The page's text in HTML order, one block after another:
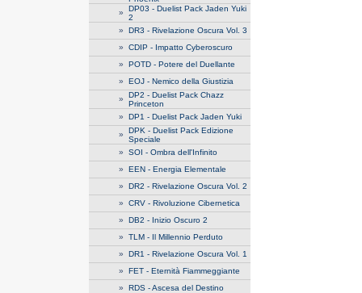
» DP03 - Duelist Pack Jaden Yuki
2
» DR3 - Rivelazione Oscura Vol. 3
» CDIP - Impatto Cyberoscuro
» POTD - Potere del Duellante
» EOJ - Nemico della Giustizia
» DP2 - Duelist Pack Chazz
Princeton
» DP1 - Duelist Pack Jaden Yuki
» DPK - Duelist Pack Edizione
Speciale
» SOI - Ombra dell'Infinito
» EEN - Energia Elementale
» DR2 - Rivelazione Oscura Vol. 2
» CRV - Rivoluzione Cibernetica
» DB2 - Inizio Oscuro 2
» TLM - Il Millennio Perduto
» DR1 - Rivelazione Oscura Vol. 1
» FET - Eternità Fiammeggiante
» RDS - Ascesa del Destino